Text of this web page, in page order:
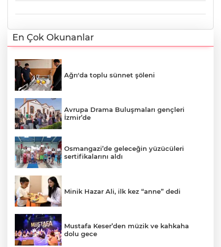
En Çok Okunanlar
Ağrı'da toplu sünnet şöleni
Avrupa Drama Buluşmaları gençleri
İzmir’de
Osmangazi’de geleceğin yüzücüleri
sertifikalarını aldı
Minik Hazar Ali, ilk kez “anne” dedi
Mustafa Keser’den müzik ve kahkaha
dolu gece